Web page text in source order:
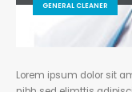
GENERAL CLEANER
Lorem ipsum dolor sit